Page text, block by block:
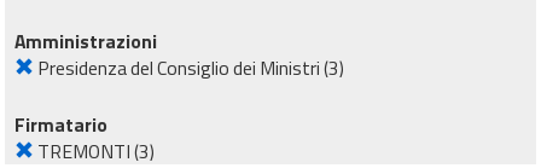
Amministrazioni
Presidenza del Consiglio dei Ministri(3)
Firmatario
TREMONTI(3)